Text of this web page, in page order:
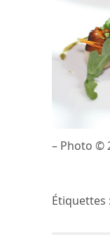
– Photo ©
Étiquettes :